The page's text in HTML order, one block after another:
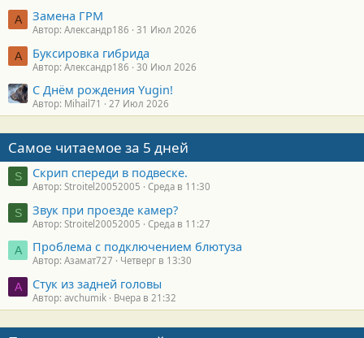
А Замена ГРМ
Автор: Александр186 31 Июл 2026
А Буксировка гибрида
Автор: Александр186 30 Июл 2026
С Днём рождения Yugin!
Автор: Mihail71 27 Июл 2026
Самое читаемое за 5 дней
S Скрип спереди в подвеске.
Автор: Stroitel20052005 Среда в 11:30
S Звук при проезде камер?
Автор: Stroitel20052005 Среда в 11:27
А Проблема с подключением блютуза
Автор: Азамат727 Четверг в 13:30
A Стук из задней головы
Автор: avchumik Вчера в 21:32